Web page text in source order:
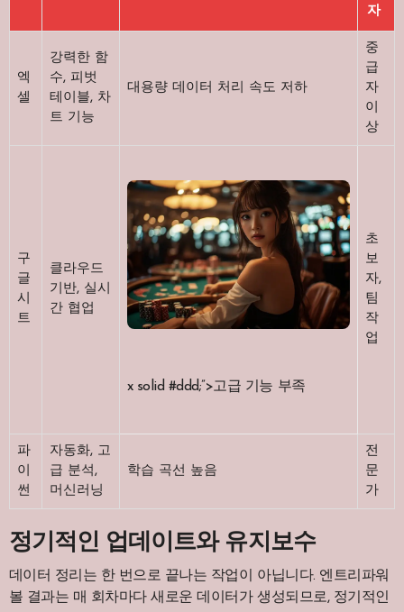
자
엑
셀
강력한 함
수, 피벗
테이블, 차
트 기능
대용량 데이터 처리 속도 저하
중
급
자
이
상
구
글
시
트
클라우드
기반, 실시
간 협업
x solid #ddd;”>고급 기능 부족
초
보
자,
팀
작
업
파
이
썬
자동화, 고
급 분석,
머신러닝
학습 곡선 높음
전
문
가
정기적인 업데이트와 유지보수
데이터 정리는 한 번으로 끝나는 작업이 아닙니다. 엔트리파워
볼 결과는 매 회차마다 새로운 데이터가 생성되므로, 정기적인